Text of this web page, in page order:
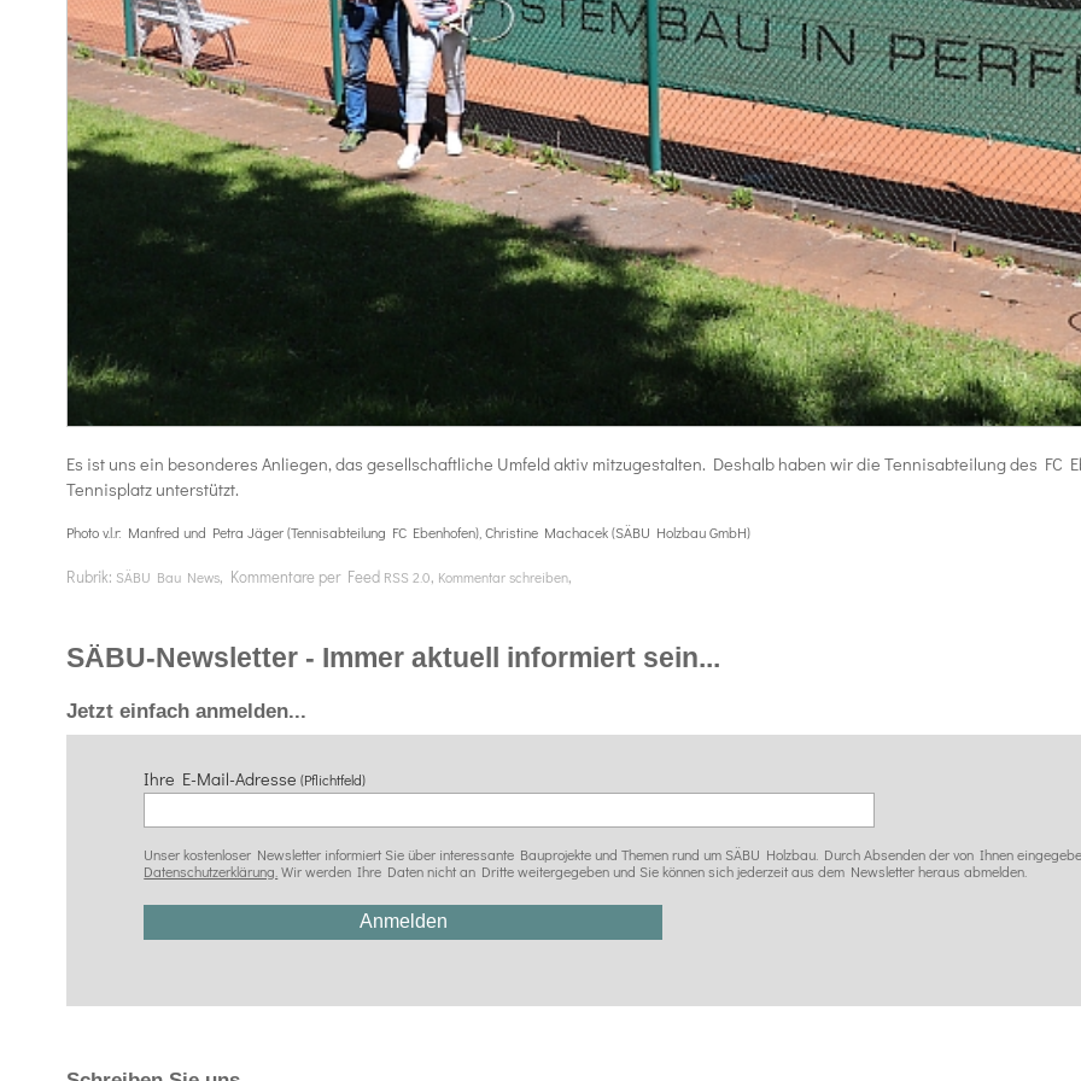
Es ist uns ein besonderes Anliegen, das gesellschaftliche Umfeld aktiv mitzugestalten. Deshalb haben wir die Tennisabteilung des
Tennisplatz unterstützt.
Photo v.l.r: Manfred und Petra Jäger (Tennisabteilung FC Ebenhofen), Christine Machacek (SÄBU Holzbau GmbH)
Rubrik: SÄBU Bau News, Kommentare per Feed RSS 2.0, Kommentar schreiben,
SÄBU-Newsletter - Immer aktuell informiert sein...
Jetzt einfach anmelden...
Ihre E-Mail-Adresse(Pflichtfeld)
Unser kostenloser Newsletter informiert Sie über interessante Bauprojekte und Themen rund um SÄBU Holzbau. Durch Absenden der von Ihnen
Datenschutzerklärung. Wir werden Ihre Daten nicht an Dritte weitergegeben und Sie können sich jederzeit aus dem Newsletter heraus abmelden.